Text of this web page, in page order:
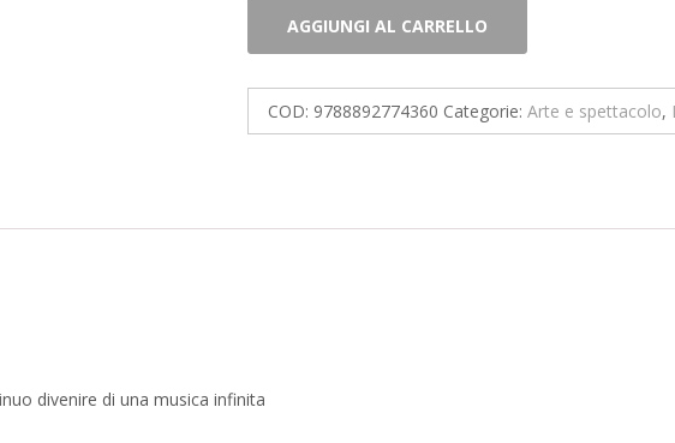
Einaudi.
onde.
Il
AGGIUNGI AL CARRELLO
COD: 9788892774360 Categorie: Arte e spettacolo,
divenire di una musica infinita